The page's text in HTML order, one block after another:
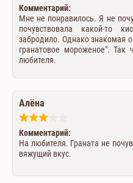
Комментарий:
Мне не понравилось. Я не
почувствовала какой-то
забродило. Однако знакомая
гранатовое мороженое".
любителя.
Алёна
Комментарий:
На любителя. Граната не
вяжущий вкус.